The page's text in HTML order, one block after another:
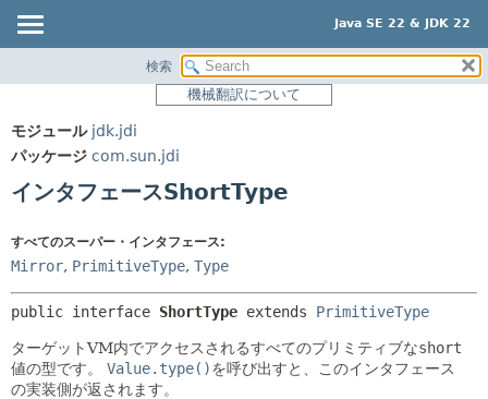
Java SE 22 & JDK 22
パッケージ
使用
ツリー
プレビュー
新規
非推奨
索引
サマリー:
ネスト済
メソッド
コンストラクタ
メソッド
検索
機械翻訳について
モジュール jdk.jdi
パッケージ com.sun.jdi
インタフェースShortType
すべてのスーパー・インタフェース:
Mirror, PrimitiveType, Type
public interface ShortType extends PrimitiveType
ターゲットVM内でアクセスされるすべてのプリミティブなshort
値の型です。
Value.type()を呼び出すと、このインタフェース
の実装側が返されます。